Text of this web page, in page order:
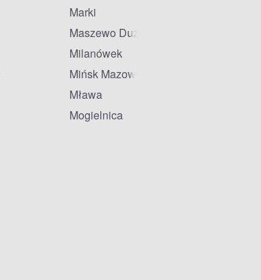
Marki
Maszewo Duże
Milanówek
Mińsk Mazowiecki
Mława
Mogielnica